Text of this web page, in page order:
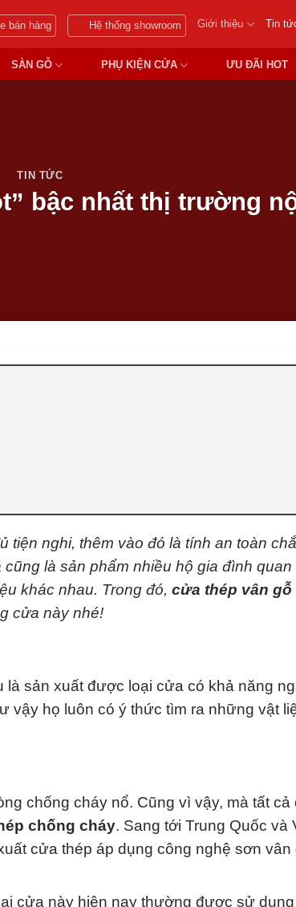
bán hàng Hệ thống showroom Giới thiệu Tin
SÀN GỖ PHỤ KIỆN CỬA ƯU ĐÃI HOT
TIN TỨC
bậc nhất thị trường
nghi, thêm vào đó là tính an toàn
là sản phẩm nhiều hộ gia đình
khác nhau. Trong đó, cửa thép vân gỗ
cửa này nhé!
sản xuất được loại cửa có khả năng
vậy họ luôn có ý thức tìm ra những vật
chống cháy nổ. Cũng vì vậy, mà tất
chống cháy. Sang tới Trung Quốc và
cửa thép áp dụng công nghệ sơn
cửa này hiện nay thường được sử